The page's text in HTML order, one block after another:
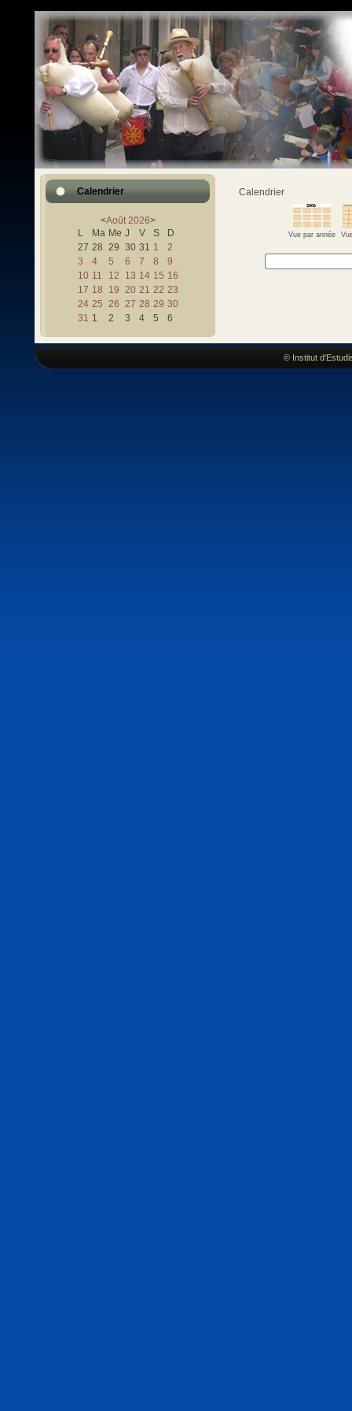
Calendrier
<Août 2026>
L
Ma Me J V S
D
27 28 29 30 31 1
2
3
4 5 6 7 8
9
10 11 12 13 14 15 16
17 18 19 20 21 22 23
24 25 26 27 28 29 30
31 1 2 3 4 5 6
Calendrier
Vue par année
© Institut